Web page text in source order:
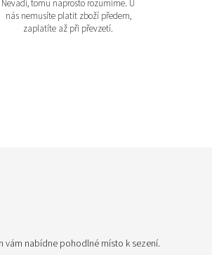
Nevadí, tomu naprosto rozumíme. U
nás nemusíte platit zboží předem,
zaplatíte až při převzetí.
vám nabídne pohodlné místo k sezení.